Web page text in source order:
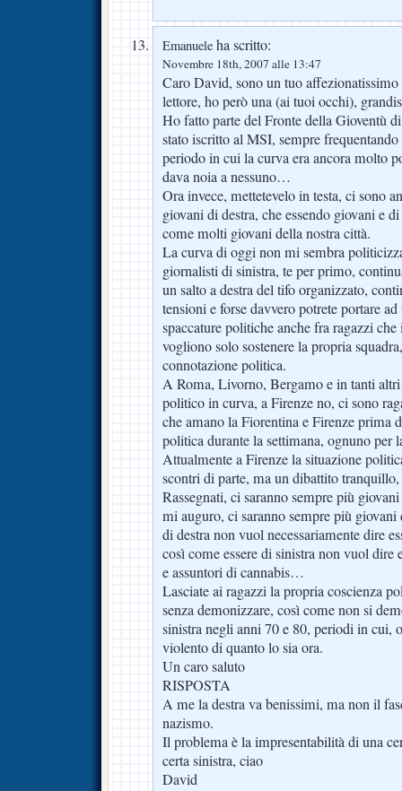
Emanuele ha scritto:
Novembre 18th, 2007 alle 13:47
Caro David, sono un tuo affezionatissimo
lettore, ho però una (ai tuoi occhi),
Ho fatto parte del Fronte della Gioventù
stato iscritto al MSI, sempre
periodo in cui la curva era ancora molto
dava noia a nessuno…
Ora invece, mettetevelo in testa, ci sono
giovani di destra, che essendo giovani e
come molti giovani della nostra città.
La curva di oggi non mi sembra
giornalisti di sinistra, te per primo,
un salto a destra del tifo organizzato,
tensioni e forse davvero potrete portare
spaccature politiche anche fra ragazzi
vogliono solo sostenere la propria
connotazione politica.
A Roma, Livorno, Bergamo e in tanti
politico in curva, a Firenze no, ci sono
che amano la Fiorentina e Firenze prima
politica durante la settimana, ognuno per
Attualmente a Firenze la situazione
scontri di parte, ma un dibattito tranquillo,
Rassegnati, ci saranno sempre più
mi auguro, ci saranno sempre più giovani
di destra non vuol necessariamente dire
così come essere di sinistra non vuol dire
e assuntori di cannabis…
Lasciate ai ragazzi la propria coscienza
senza demonizzare, così come non si
sinistra negli anni 70 e 80, periodi in cui,
violento di quanto lo sia ora.
Un caro saluto
RISPOSTA
A me la destra va benissimi, ma non il
nazismo.
Il problema è la impresentabilità di una
certa sinistra, ciao
David